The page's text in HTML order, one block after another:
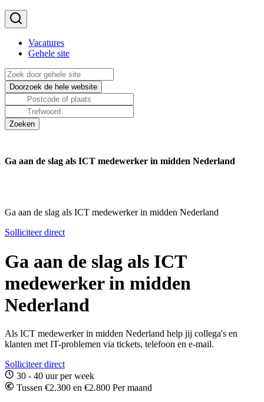
Vacatures
Gehele site
Ga aan de slag als ICT medewerker in midden Nederland
Ga aan de slag als ICT medewerker in midden Nederland
Solliciteer direct
Ga aan de slag als ICT
medewerker in midden
Nederland
Als ICT medewerker in midden Nederland help jij collega's en
klanten met IT-problemen via tickets, telefoon en e-mail.
Solliciteer direct
30 - 40 uur per week
Tussen €2.300 en €2.800 Per maand